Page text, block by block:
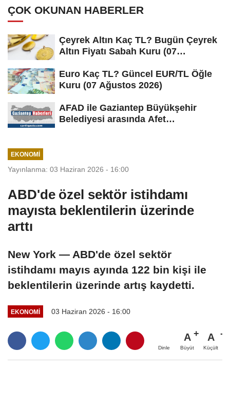
ÇOK OKUNAN HABERLER
Çeyrek Altın Kaç TL? Bugün Çeyrek
Altın Fiyatı Sabah Kuru (07
Euro Kaç TL? Güncel EUR/TL Öğle
Kuru (07 Ağustos 2026)
AFAD ile Gaziantep Büyükşehir
Belediyesi arasında Afet
EKONOMI
Yayınlanma: 03 Haziran 2026 - 16:00
ABD'de özel sektör istihdamı
mayısta beklentilerin üzerinde
arttı
New York — ABD'de özel sektör
istihdamı mayıs ayında 122 bin kişi ile
beklentilerin üzerinde artış kaydetti.
EKONOMI 03 Haziran 2026 - 16:00
Dinle
A
Büyüt
A
Küçült